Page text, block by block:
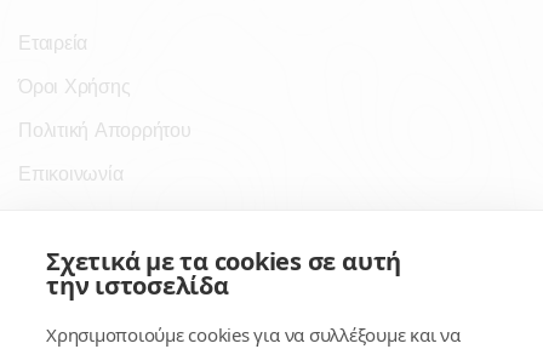
Εταιρεία
Όροι Χρήσης
Πολιτική Απορρήτου
Επικοινωνία
Σύνδεσμοι
Σχετικά με τα cookies σε αυτή
την ιστοσελίδα
Χρησιμοποιούμε cookies για να συλλέξουμε και να